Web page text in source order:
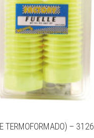
TERMOFORMADO) – 3126